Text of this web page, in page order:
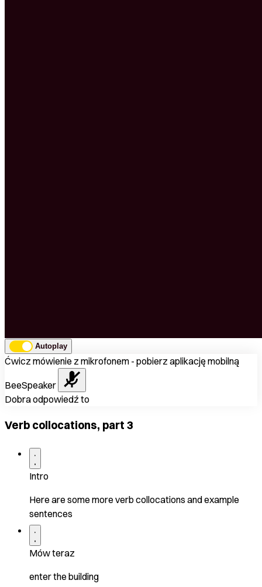
Autoplay
Ćwicz mówienie z mikrofonem - pobierz aplikację mobilną
BeeSpeaker
Dobra odpowiedź to
Verb collocations, part 3
Intro
Here are some more verb collocations and example
sentences
Mów teraz
enter the building